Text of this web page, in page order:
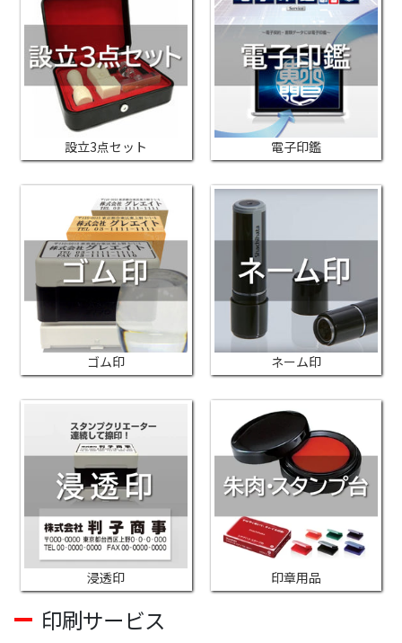
設立3点セット 電子印鑑
ゴム印 ネーム印
浸透印 印章用品
印刷サービス